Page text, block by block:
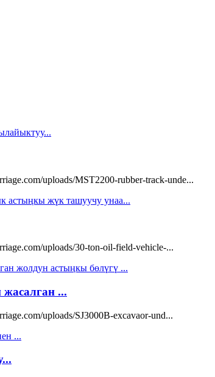
uploads/MST2200-rubber-track-unde...
uploads/30-ton-oil-field-vehicle-...
...
uploads/SJ3000B-excavaor-und...